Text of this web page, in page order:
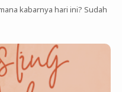
kabarnya hari ini? Sudah